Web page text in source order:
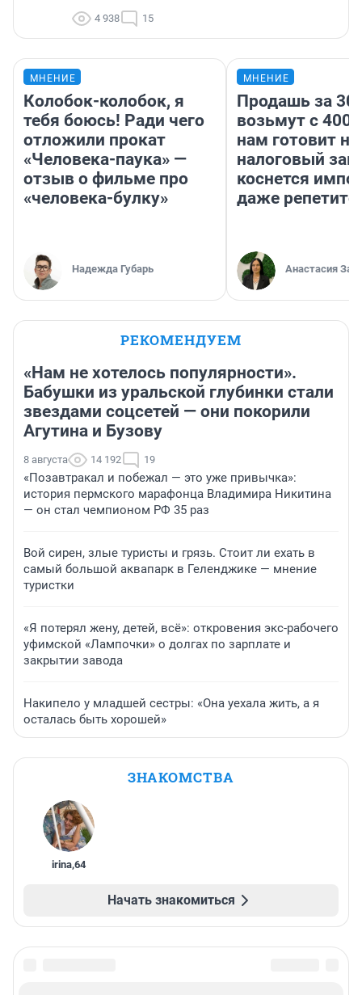
4 938 15
МНЕНИЕ
Колобок-колобок, я
тебя боюсь! Ради чего
отложили прокат
«Человека-паука» —
отзыв о фильме про
«человека-булку»
Надежда Губарь
МНЕНИЕ
Продашь за
возьмут с
нам готовит
налоговый
коснется
даже
Анастасия
РЕКОМЕНДУЕМ
«Нам не хотелось популярности».
Бабушки из уральской глубинки стали
звездами соцсетей — они покорили
Агутина и Бузову
8 августа 14 192 19
«Позавтракал и побежал — это уже привычка»:
история пермского марафонца Владимира Никитина
— он стал чемпионом РФ 35 раз
Вой сирен, злые туристы и грязь. Стоит ли ехать в
самый большой аквапарк в Геленджике — мнение
туристки
«Я потерял жену, детей, всё»: откровения экс-рабочего
уфимской «Лампочки» о долгах по зарплате и
закрытии завода
Накипело у младшей сестры: «Она уехала жить, а я
осталась быть хорошей»
ЗНАКОМСТВА
irina,64
Начать знакомиться